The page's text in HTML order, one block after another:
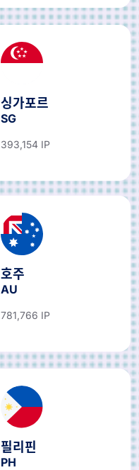
싱가포르
SG
393,154 IP
호주
AU
781,766 IP
필리핀
PH